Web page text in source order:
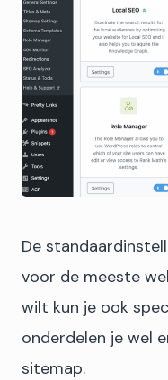
De
voor de meeste
wilt kun je ook
onderdelen je wel
sitemap.